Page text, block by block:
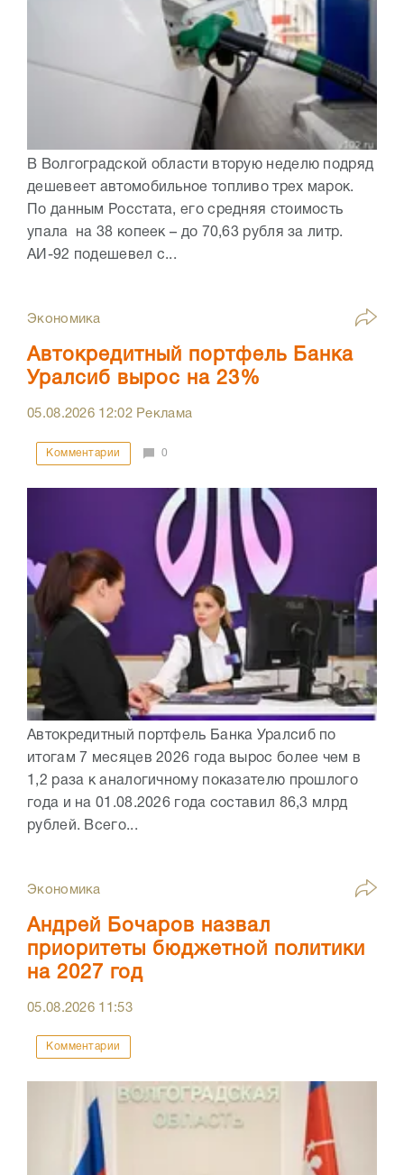
В Волгоградской области вторую неделю подряд
дешевеет автомобильное топливо трех марок.
По данным Росстата, его средняя стоимость
упала на 38 копеек – до 70,63 рубля за литр.
АИ-92 подешевел с...
Экономика
Автокредитный портфель Банка
Уралсиб вырос на 23%
05.08.2026 12:02Реклама
Комментарии 0
Автокредитный портфель Банка Уралсиб по
итогам 7 месяцев 2026 года вырос более чем в
1,2 раза к аналогичному показателю прошлого
года и на 01.08.2026 года составил 86,3 млрд
рублей. Всего...
Экономика
Андрей Бочаров назвал
приоритеты бюджетной политики
на 2027 год
05.08.2026 11:53
Комментарии